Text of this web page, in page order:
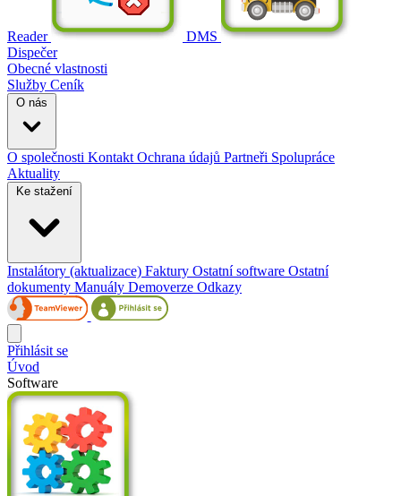
Reader
DMS
Dispečer
Obecné vlastnosti
Služby Ceník
O nás
O společnosti Kontakt Ochrana údajů Partneři Spolupráce
Aktuality
Ke stažení
Instalátory (aktualizace) Faktury Ostatní software Ostatní
dokumenty Manuály Demoverze Odkazy
Přihlásit se
Úvod
Software